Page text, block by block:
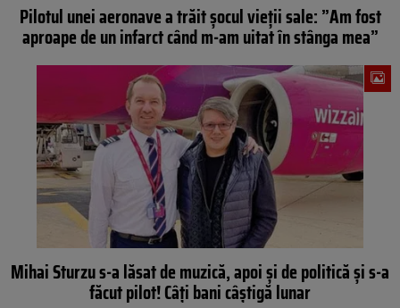
Pilotul unei aeronave a trăit șocul vieții sale: ”Am fost
aproape de un infarct când m-am uitat în stânga mea”
Mihai Sturzu s-a lăsat de muzică, apoi și de politică și s-a
făcut pilot! Câți bani câștigă lunar